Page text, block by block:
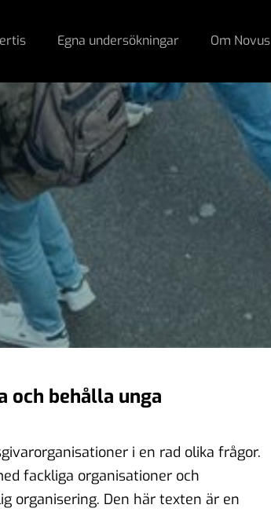
Egna undersökningar Om Novus
och behålla unga
i en rad olika frågor.
fackliga organisationer och
organisering. Den här texten är en